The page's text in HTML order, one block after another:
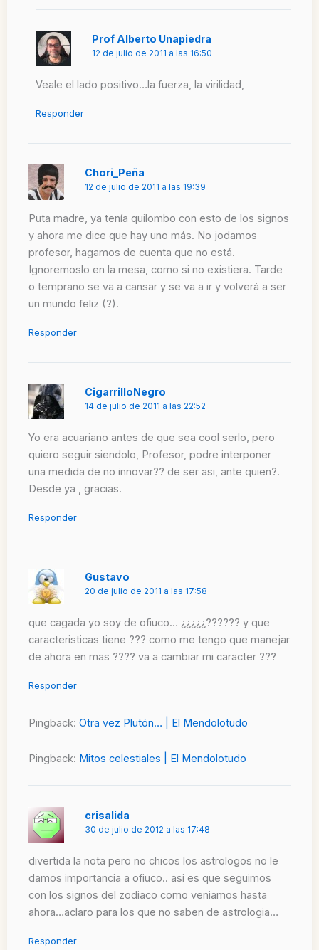
Prof Alberto Unapiedra
12 de julio de 2011 a las 16:50
Veale el lado positivo…la fuerza, la virilidad,
Responder
Chori_Peña
12 de julio de 2011 a las 19:39
Puta madre, ya tenía quilombo con esto de los signos
y ahora me dice que hay uno más. No jodamos
profesor, hagamos de cuenta que no está.
Ignoremoslo en la mesa, como si no existiera. Tarde
o temprano se va a cansar y se va a ir y volverá a ser
un mundo feliz (?).
Responder
CigarrilloNegro
14 de julio de 2011 a las 22:52
Yo era acuariano antes de que sea cool serlo, pero
quiero seguir siendolo, Profesor, podre interponer
una medida de no innovar?? de ser asi, ante quien?.
Desde ya , gracias.
Responder
Gustavo
20 de julio de 2011 a las 17:58
que cagada yo soy de ofiuco… ¿¿¿¿¿?????? y que
caracteristicas tiene ??? como me tengo que manejar
de ahora en mas ???? va a cambiar mi caracter ???
Responder
Pingback: Otra vez Plutón… | El Mendolotudo
Pingback: Mitos celestiales | El Mendolotudo
crisalida
30 de julio de 2012 a las 17:48
divertida la nota pero no chicos los astrologos no le
damos importancia a ofiuco.. asi es que seguimos
con los signos del zodiaco como veniamos hasta
ahora…aclaro para los que no saben de astrologia…
Responder